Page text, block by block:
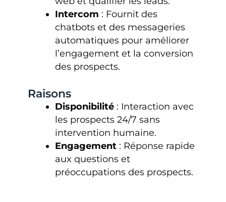
Intercom : Fournit des
chatbots et des messageries
automatiques pour améliorer
l’engagement et la conversion
des prospects.
Raisons
Disponibilité: Interaction avec
les prospects 24/7 sans
intervention humaine.
Engagement: Réponse rapide
aux questions et
préoccupations des prospects.